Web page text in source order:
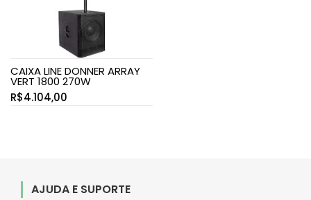
CAIXA LINE DONNER ARRAY
VERT 1800 270W
R$4.104,00
AJUDA E SUPORTE